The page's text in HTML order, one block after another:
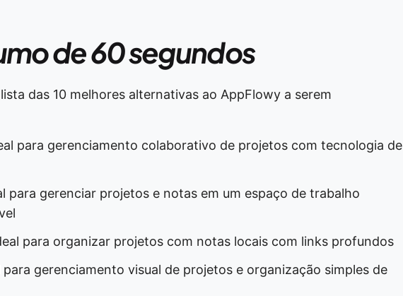
de 60 segundos
das 10 melhores alternativas ao AppFlowy a serem
para gerenciamento colaborativo de projetos com tecnologia de
para gerenciar projetos e notas em um espaço de trabalho
para organizar projetos com notas locais com links profundos
para gerenciamento visual de projetos e organização simples de